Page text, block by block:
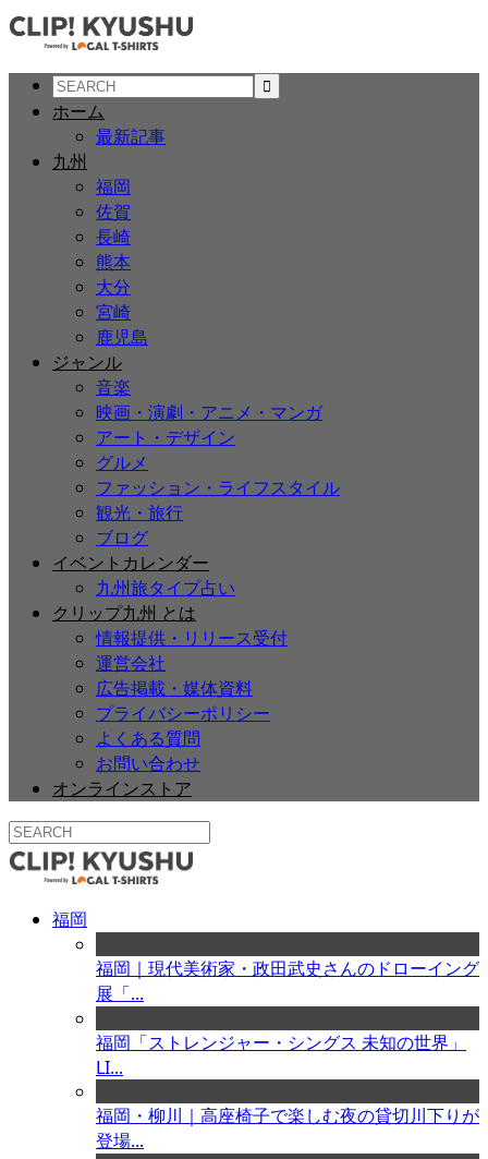
ホーム
最新記事
九州
福岡
佐賀
長崎
熊本
大分
宮崎
鹿児島
ジャンル
音楽
映画・演劇・アニメ・マンガ
アート・デザイン
グルメ
ファッション・ライフスタイル
観光・旅行
ブログ
イベントカレンダー
九州旅タイプ占い
クリップ九州 とは
情報提供・リリース受付
運営会社
広告掲載・媒体資料
プライバシーポリシー
よくある質問
お問い合わせ
オンラインストア
福岡
福岡｜現代美術家・政田武史さんのドローイング
展「...
福岡「ストレンジャー・シングス 未知の世界」
LI...
福岡・柳川｜高座椅子で楽しむ夜の貸切川下りが
登場...